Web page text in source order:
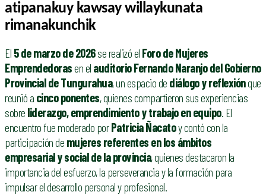
atipanakuy kawsay willaykunata
rimanakunchik
El 5 de marzo de 2026se realizó el Foro de Mujeres
Emprendedorasen el auditorio Fernando Naranjo del Gobierno
Provincial de Tungurahua, un espacio de diálogo y reflexiónque
reunió a cinco ponentes, quienes compartieron sus experiencias
sobre liderazgo, emprendimiento y trabajo en equipo. El
encuentro fue moderado porPatricia Ñacatoy contó con la
participación de mujeres referentes en los ámbitos
empresarial y social de la provincia, quienes destacaron la
importancia del esfuerzo, la perseverancia y la formación para
impulsar el desarrollo personal y profesional.